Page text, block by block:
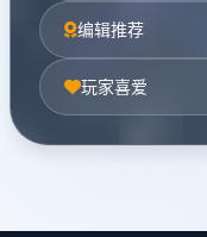
编辑推荐
玩家喜爱